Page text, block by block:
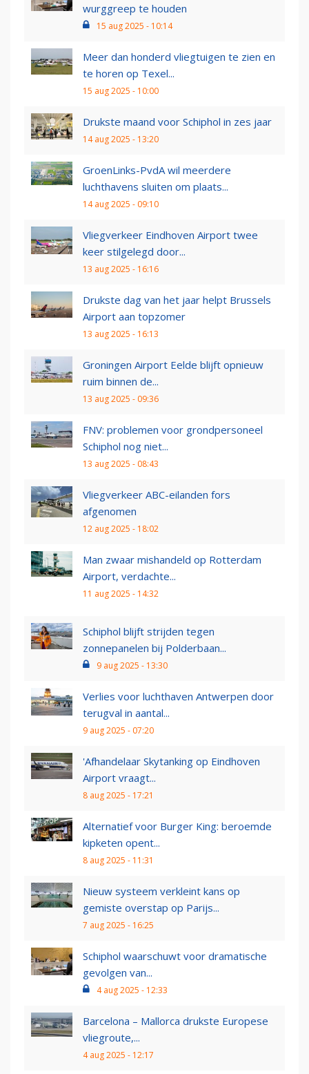
wurggreep te houden
15 aug 2025 - 10:14
Meer dan honderd vliegtuigen te zien en
te horen op Texel...
15 aug 2025 - 10:00
Drukste maand voor Schiphol in zes jaar
14 aug 2025 - 13:20
GroenLinks-PvdA wil meerdere
luchthavens sluiten om plaats...
14 aug 2025 - 09:10
Vliegverkeer Eindhoven Airport twee
keer stilgelegd door...
13 aug 2025 - 16:16
Drukste dag van het jaar helpt Brussels
Airport aan topzomer
13 aug 2025 - 16:13
Groningen Airport Eelde blijft opnieuw
ruim binnen de...
13 aug 2025 - 09:36
FNV: problemen voor grondpersoneel
Schiphol nog niet...
13 aug 2025 - 08:43
Vliegverkeer ABC-eilanden fors
afgenomen
12 aug 2025 - 18:02
Man zwaar mishandeld op Rotterdam
Airport, verdachte...
11 aug 2025 - 14:32
Schiphol blijft strijden tegen
zonnepanelen bij Polderbaan...
9 aug 2025 - 13:30
Verlies voor luchthaven Antwerpen door
terugval in aantal...
9 aug 2025 - 07:20
'Afhandelaar Skytanking op Eindhoven
Airport vraagt...
8 aug 2025 - 17:21
Alternatief voor Burger King: beroemde
kipketen opent...
8 aug 2025 - 11:31
Nieuw systeem verkleint kans op
gemiste overstap op Parijs...
7 aug 2025 - 16:25
Schiphol waarschuwt voor dramatische
gevolgen van...
4 aug 2025 - 12:33
Barcelona – Mallorca drukste Europese
vliegroute,...
4 aug 2025 - 12:17